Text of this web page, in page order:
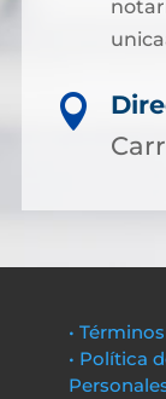

•
• Política